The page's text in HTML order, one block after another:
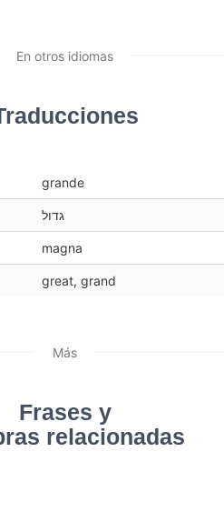
En otros idiomas
grande
גדול
magna
great, grand
Más
Frases y
relacionadas